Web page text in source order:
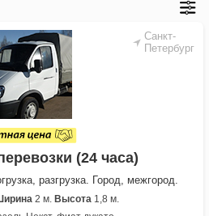
Санкт-
Петербург
(24 часа)
разгрузка. Город, межгород.
2 м. Высота1,8 м.